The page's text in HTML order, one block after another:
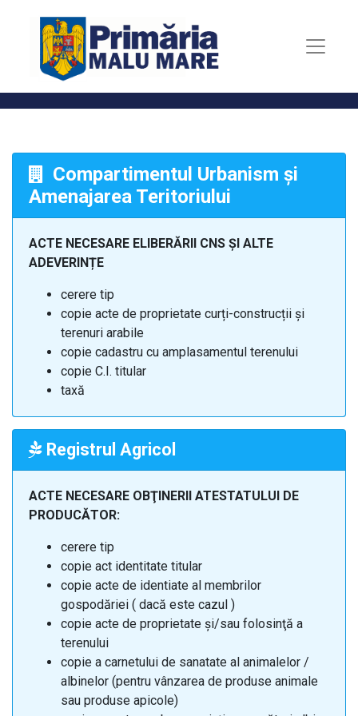
Compartimentul Urbanism și
Amenajarea Teritoriului
ACTE NECESARE ELIBERĂRII CNS ȘI ALTE
ADEVERINȚE
cerere tip
copie acte de proprietate curți-construcții și
terenuri arabile
copie cadastru cu amplasamentul terenului
copie C.I. titular
taxă
Registrul Agricol
ACTE NECESARE OBŢINERII ATESTATULUI DE
PRODUCĂTOR:
cerere tip
copie act identitate titular
copie acte de identiate al membrilor
gospodăriei ( dacă este cazul )
copie acte de proprietate şi/sau folosinţă a
terenului
copie a carnetului de sanatate al animalelor /
albinelor (pentru vânzarea de produse animale
sau produse apicole)